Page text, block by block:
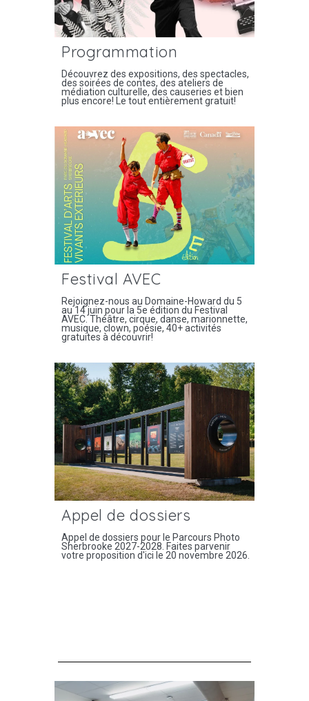
Programmation
Découvrez des expositions, des spectacles,
des soirées de contes, des ateliers de
médiation culturelle, des causeries et bien
plus encore! Le tout entièrement gratuit!
Festival AVEC
Rejoignez-nous au Domaine-Howard du 5
au 14 juin pour la 5e édition du Festival
AVEC. Théâtre, cirque, danse, marionnette,
musique, clown, poésie, 40+ activités
gratuites à découvrir!
Appel de dossiers
Appel de dossiers pour le Parcours Photo
Sherbrooke 2027-2028. Faites parvenir
votre proposition d'ici le 20 novembre 2026.